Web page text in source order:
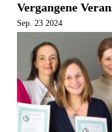
Vergangene
Sep. 23 2024